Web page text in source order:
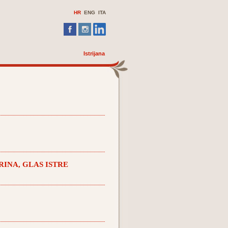
HR ENG ITA
Istrijana
GLAS ISTRE